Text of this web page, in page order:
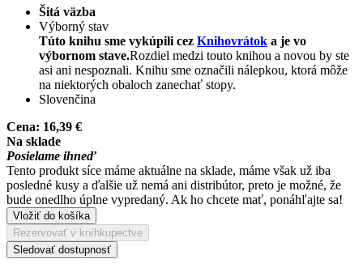
Šitá väzba
Výborný stav
Túto knihu sme vykúpili cez Knihovrátok a je vo
výbornom stave.Rozdiel medzi touto knihou a novou by ste
asi ani nespoznali. Knihu sme označili nálepkou, ktorá môže
na niektorých obaloch zanechať stopy.
Slovenčina
Cena: 16,39 €
Na sklade
Posielame ihneď
Tento produkt síce máme aktuálne na sklade, máme však už iba
posledné kusy a ďalšie už nemá ani distribútor, preto je možné, že
bude onedlho úplne vypredaný. Ak ho chcete mať, ponáhľajte sa!
Vložiť do košíka
Rezervovať v kníhkupectve
Sledovať dostupnosť